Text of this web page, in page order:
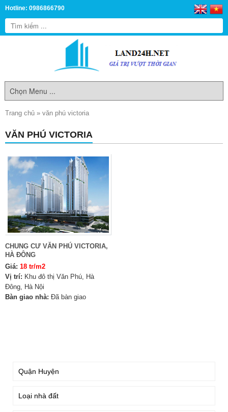
Hotline: 0986866790
Trang chủ » văn phú victoria
VĂN PHÚ VICTORIA
CHUNG CƯ VĂN PHÚ VICTORIA,
HÀ ĐÔNG
Giá: 18 tr/m2
Vị trí: Khu đô thị Văn Phú, Hà
Đông, Hà Nội
Bàn giao nhà: Đã bàn giao